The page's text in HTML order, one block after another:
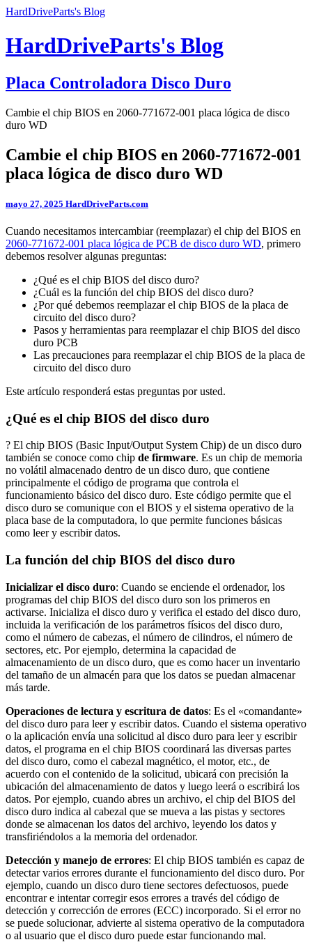
HardDriveParts's Blog
HardDriveParts's Blog
Placa Controladora Disco Duro
Cambie el chip BIOS en 2060-771672-001 placa lógica de disco
duro WD
Cambie el chip BIOS en 2060-771672-001
placa lógica de disco duro WD
mayo 27, 2025 HardDriveParts.com
Cuando necesitamos intercambiar (reemplazar) el chip del BIOS en
2060-771672-001 placa lógica de PCB de disco duro WD, primero
debemos resolver algunas preguntas:
¿Qué es el chip BIOS del disco duro?
¿Cuál es la función del chip BIOS del disco duro?
¿Por qué debemos reemplazar el chip BIOS de la placa de
circuito del disco duro?
Pasos y herramientas para reemplazar el chip BIOS del disco
duro PCB
Las precauciones para reemplazar el chip BIOS de la placa de
circuito del disco duro
Este artículo responderá estas preguntas por usted.
¿Qué es el chip BIOS del disco duro
? El chip BIOS (Basic Input/Output System Chip) de un disco duro
también se conoce como chip de firmware. Es un chip de memoria
no volátil almacenado dentro de un disco duro, que contiene
principalmente el código de programa que controla el
funcionamiento básico del disco duro. Este código permite que el
disco duro se comunique con el BIOS y el sistema operativo de la
placa base de la computadora, lo que permite funciones básicas
como leer y escribir datos.
La función del chip BIOS del disco duro
Inicializar el disco duro: Cuando se enciende el ordenador, los
programas del chip BIOS del disco duro son los primeros en
activarse. Inicializa el disco duro y verifica el estado del disco duro,
incluida la verificación de los parámetros físicos del disco duro,
como el número de cabezas, el número de cilindros, el número de
sectores, etc. Por ejemplo, determina la capacidad de
almacenamiento de un disco duro, que es como hacer un inventario
del tamaño de un almacén para que los datos se puedan almacenar
más tarde.
Operaciones de lectura y escritura de datos: Es el «comandante»
del disco duro para leer y escribir datos. Cuando el sistema operativo
o la aplicación envía una solicitud al disco duro para leer y escribir
datos, el programa en el chip BIOS coordinará las diversas partes
del disco duro, como el cabezal magnético, el motor, etc., de
acuerdo con el contenido de la solicitud, ubicará con precisión la
ubicación del almacenamiento de datos y luego leerá o escribirá los
datos. Por ejemplo, cuando abres un archivo, el chip del BIOS del
disco duro indica al cabezal que se mueva a las pistas y sectores
donde se almacenan los datos del archivo, leyendo los datos y
transfiriéndolos a la memoria del ordenador.
Detección y manejo de errores: El chip BIOS también es capaz de
detectar varios errores durante el funcionamiento del disco duro. Por
ejemplo, cuando un disco duro tiene sectores defectuosos, puede
encontrar e intentar corregir esos errores a través del código de
detección y corrección de errores (ECC) incorporado. Si el error no
se puede solucionar, advierte al sistema operativo de la computadora
o al usuario que el disco duro puede estar funcionando mal.